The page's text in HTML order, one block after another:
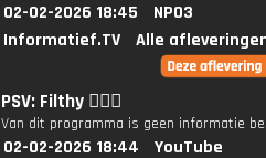
02-02-2026 18:45
NPO3
Informatief.TV
Alle
PSV: Filthy 😵‍💫🥜
Van dit programma is geen informatie
02-02-2026 18:44
YouTube